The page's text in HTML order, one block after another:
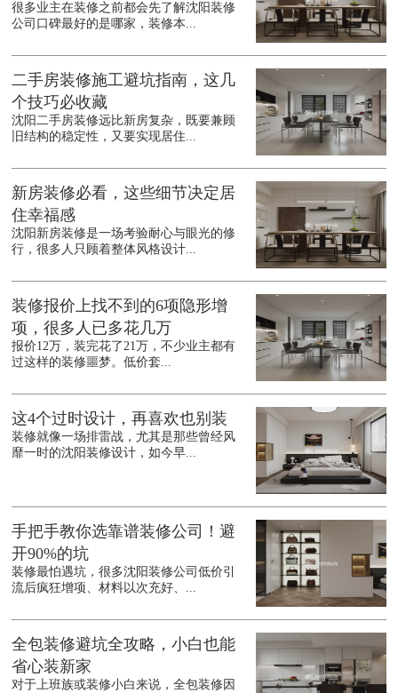
很多业主在装修之前都会先了解沈阳装修
公司口碑最好的是哪家，装修本...
二手房装修施工避坑指南，这几
个技巧必收藏
沈阳二手房装修远比新房复杂，既要兼顾
旧结构的稳定性，又要实现居住...
新房装修必看，这些细节决定居
住幸福感
沈阳新房装修是一场考验耐心与眼光的修
行，很多人只顾着整体风格设计...
装修报价上找不到的6项隐形增
项，很多人已多花几万
报价12万，装完花了21万，不少业主都有
过这样的装修噩梦。低价套...
这4个过时设计，再喜欢也别装
装修就像一场排雷战，尤其是那些曾经风
靡一时的沈阳装修设计，如今早...
手把手教你选靠谱装修公司！避
开90%的坑
装修最怕遇坑，很多沈阳装修公司低价引
流后疯狂增项、材料以次充好、...
全包装修避坑全攻略，小白也能
省心装新家
对于上班族或装修小白来说，全包装修因